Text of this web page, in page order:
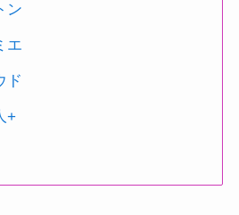
ン
エ
ド
+